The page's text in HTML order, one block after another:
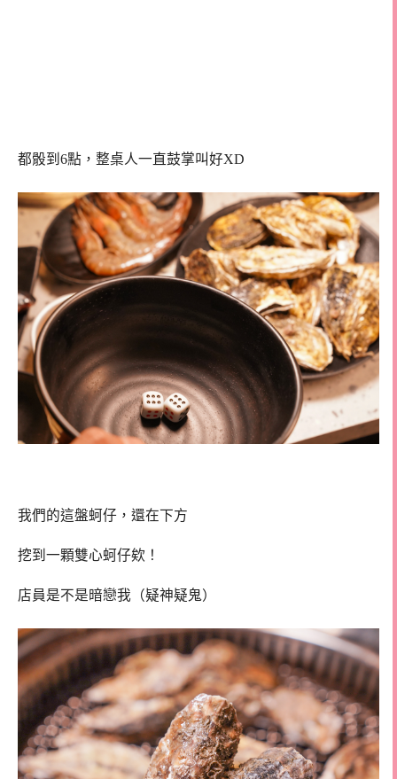
都骰到6點，整桌人一直鼓掌叫好XD
我們的這盤蚵仔，還在下方
挖到一顆雙心蚵仔欸！
店員是不是暗戀我（疑神疑鬼）